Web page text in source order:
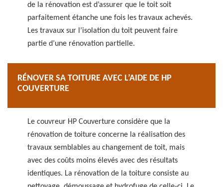
de la rénovation est d’assurer que le toit soit
parfaitement étanche une fois les travaux achevés.
Les travaux sur l’isolation du toit peuvent faire
partie d’une rénovation partielle.
RÉNOVER SA TOITURE AVEC L’AIDE DE HP
COUVERTURE
Le couvreur HP Couverture considère que la
rénovation de toiture concerne la réalisation des
travaux semblables au changement de toit, mais
avec des coûts moins élevés avec des résultats
identiques. La rénovation de la toiture consiste au